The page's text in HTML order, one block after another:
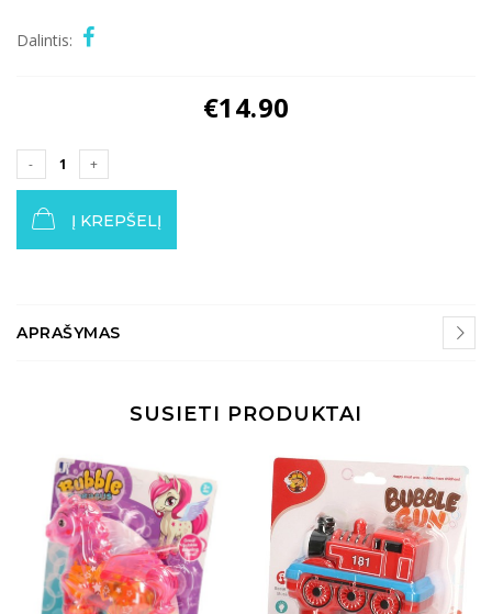
Dalintis:
€14.90
Į KREPŠELĮ
APRAŠYMAS
SUSIETI PRODUKTAI